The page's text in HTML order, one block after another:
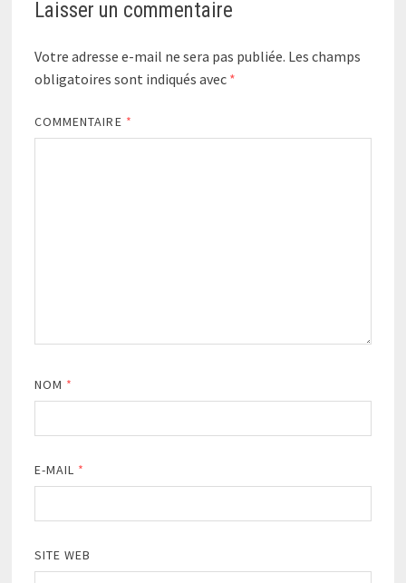
Laisser un commentaire
Votre adresse e-mail ne sera pas publiée. Les champs
obligatoires sont indiqués avec *
COMMENTAIRE *
NOM *
E-MAIL *
SITE WEB